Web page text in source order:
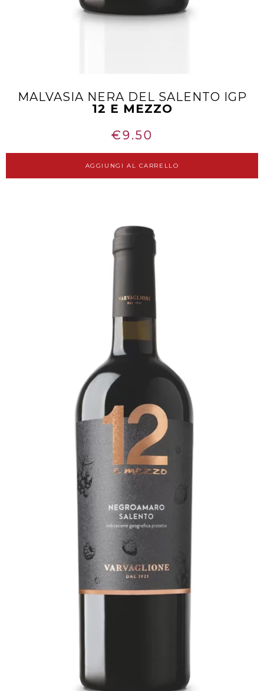
MALVASIA NERA DEL SALENTO IGP
12 E MEZZO
€9.50
AGGIUNGI AL CARRELLO